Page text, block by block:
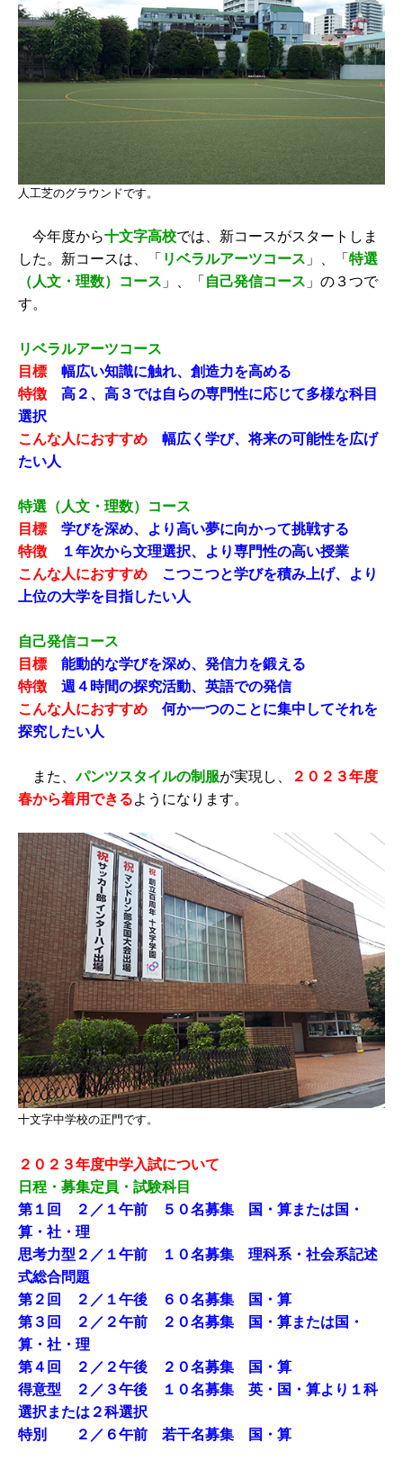
人工芝のグラウンドです。
今年度から十文字高校では、新コースがスタートしま
した。新コースは、「 リベラルアーツコース 」、「 特選
（人文・理数）コース 」、「 自己発信コース 」の３つで
す。
リベラルアーツコース
目標
幅広い知識に触れ、創造力を高める
特徴
高２、高３では自らの専門性に応じて多様な科目
選択
こんな人におすすめ
幅広く学び、将来の可能性を広げ
たい人
特選（人文・理数）コース
目標
学びを深め、より高い夢に向かって挑戦する
特徴
１年次から文理選択、より専門性の高い授業
こんな人におすすめ
こつこつと学びを積み上げ、より
上位の大学を目指したい人
自己発信コース
目標
能動的な学びを深め、発信力を鍛える
特徴
週４時間の探究活動、英語での発信
こんな人におすすめ
何か一つのことに集中してそれを
探究したい人
また、パンツスタイルの制服が実現し、
２０２３年度
春から着用できるようになります。
十文字中学校の正門です。
２０２３年度中学入試について
日程・募集定員・試験科目
第１回 ２／１午前 ５０名募集 国・算または国・
算・社・理
思考力型２／１午前 １０名募集 理科系・社会系記述
式総合問題
第２回 ２／１午後 ６０名募集 国・算
第３回 ２／２午前 ２０名募集 国・算または国・
算・社・理
第４回 ２／２午後 ２０名募集 国・算
得意型 ２／３午後 １０名募集 英・国・算より１科
選択または２科選択
特別 ２／６午前 若干名募集 国・算